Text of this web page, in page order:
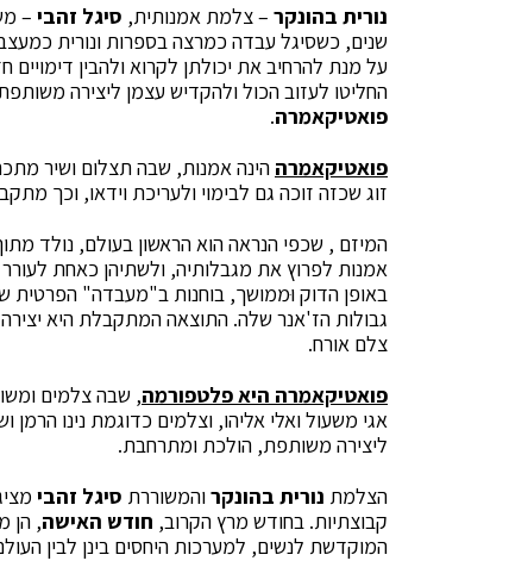
נורית בהונקר – צלמת אמנותית, סיגל זהבי –
שנים, כשסיגל עבדה כמרצה בספרות ונורית
על מנת להרחיב את יכולתן לקרוא ולהבין
החליטו לעזוב הכול ולהקדיש עצמן ליצירה
פואטיקאמרה.
פואטיקאמרה הינה אמנות, שבה תצלום ושיר
זוג שכזה זוכה גם לבימוי ולעריכת וידאו, וכך
המיזם , שכפי הנראה הוא הראשון בעולם, נולד
אמנות לפרוץ את מגבלותיה, ולשתיהן כאחת
באופן הדוק וּממושך, בוחנות ב"מעבדה" הפרטית
גבולות הז'אנר שלה. התוצאה המתקבלת היא
צלם אורח.
פואטיקאמרה היא פלטפורמה, שבה צלמים
אגי משעול ואלי אליהו, וצלמים כדוגמת נינו
ליצירה משותפת, הולכת ומתרחבת.
הצלמת נורית בהונקרוהמשוררת סיגל זהבי
קבוצתיות. בחודש מרץ הקרוב, חודש האישה, הן
המוקדשת לנשים, למערכות היחסים בינן לבין העולם